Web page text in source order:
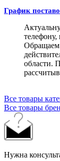
График
области.
Все товары
Все товары
Нужна